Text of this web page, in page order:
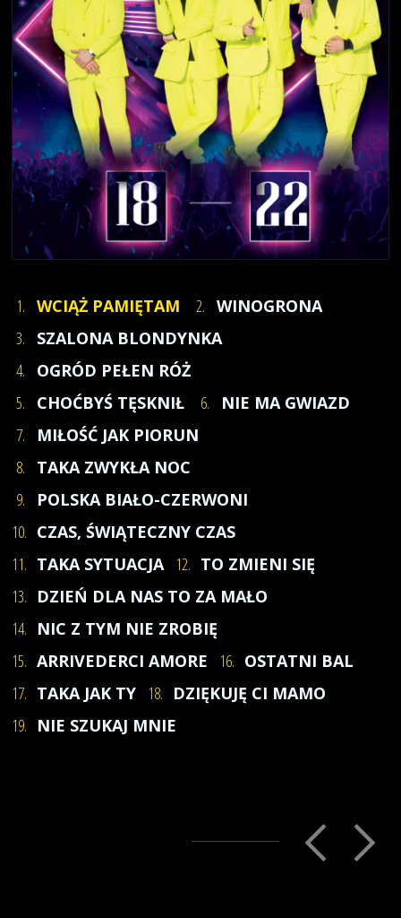
1. WCIĄŻ PAMIĘTAM 2. WINOGRONA
3.
SZALONA BLONDYNKA
4.
OGRÓD PEŁEN RÓŻ
5.
CHOĆBYŚ TĘSKNIŁ 6.
NIE MA GWIAZD
7.
MIŁOŚĆ JAK PIORUN
8.
TAKA ZWYKŁA NOC
9.
POLSKA BIAŁO-CZERWONI
10. CZAS, ŚWIĄTECZNY CZAS
11. TAKA SYTUACJA 12. TO ZMIENI SIĘ
13. DZIEŃ DLA NAS TO ZA MAŁO
14. NIC Z TYM NIE ZROBIĘ
15. ARRIVEDERCI AMORE 16. OSTATNI BAL
17. TAKA JAK TY 18. DZIĘKUJĘ CI MAMO
19. NIE SZUKAJ MNIE